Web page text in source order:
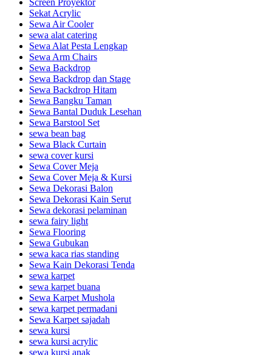
Sekat Acrylic
Sewa Air Cooler
sewa alat catering
Sewa Alat Pesta Lengkap
Sewa Arm Chairs
Sewa Backdrop
Sewa Backdrop dan Stage
Sewa Backdrop Hitam
Sewa Bangku Taman
Sewa Bantal Duduk Lesehan
Sewa Barstool Set
sewa bean bag
Sewa Black Curtain
sewa cover kursi
Sewa Cover Meja
Sewa Cover Meja & Kursi
Sewa Dekorasi Balon
Sewa Dekorasi Kain Serut
Sewa dekorasi pelaminan
sewa fairy light
Sewa Flooring
Sewa Gubukan
sewa kaca rias standing
Sewa Kain Dekorasi Tenda
sewa karpet
sewa karpet buana
Sewa Karpet Mushola
sewa karpet permadani
Sewa Karpet sajadah
sewa kursi
sewa kursi acrylic
sewa kursi anak